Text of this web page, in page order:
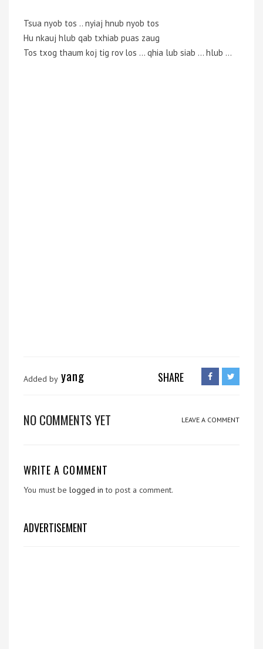
Tsua nyob tos .. nyiaj hnub nyob tos
Hu nkauj hlub qab txhiab puas zaug
Tos txog thaum koj tig rov los … qhia lub siab … hlub …
Added by yang SHARE
NO COMMENTS YET LEAVE A COMMENT
WRITE A COMMENT
You must be logged in to post a comment.
ADVERTISEMENT